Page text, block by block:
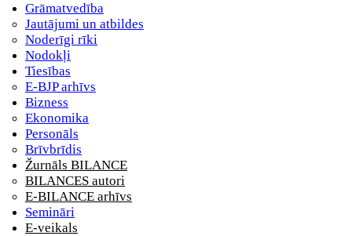
Grāmatvedība
Jautājumi un atbildes
Noderīgi rīki
Nodokļi
Tiesības
E-BJP arhīvs
Bizness
Ekonomika
Personāls
Brīvbrīdis
Žurnāls BILANCE
BILANCES autori
E-BILANCE arhīvs
Semināri
E-veikals